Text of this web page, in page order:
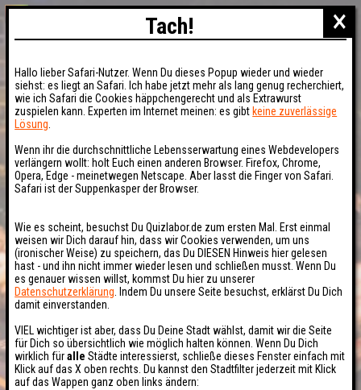
×
Tach!
Hallo lieber Safari-Nutzer. Wenn Du dieses Popup wieder und wieder
siehst: es liegt an Safari. Ich habe jetzt mehr als lang genug recherchiert,
wie ich Safari die Cookies häppchengerecht und als Extrawurst
zuspielen kann. Experten im Internet meinen: es gibt keine zuverlässige
Lösung
Wenn ihr die durchschnittliche Lebensserwartung eines Webdevelopers
verlängern wollt: holt Euch einen anderen Browser. Firefox, Chrome,
Opera, Edge - meinetwegen Netscape. Aber lasst die Finger von Safari.
Safari ist der Suppenkasper der Browser.
Wie es scheint, besuchst Du Quizlabor.de zum ersten Mal. Erst einmal
weisen wir Dich darauf hin, dass wir Cookies verwenden, um uns
(ironischer Weise) zu speichern, das Du DIESEN Hinweis hier gelesen
hast - und ihn nicht immer wieder lesen und schließen musst. Wenn Du
es genauer wissen willst, kommst Du hier zu unserer
Datenschutzerklärung . Indem Du unsere Seite besuchst, erklärst Du Dich
damit einverstanden.
VIEL wichtiger ist aber, dass Du Deine Stadt wählst, damit wir die Seite
für Dich so übersichtlich wie möglich halten können. Wenn Du Dich
wirklich füralle Städte interessierst, schließe dieses Fenster einfach mit
Klick auf das X oben rechts. Du kannst den Stadtfilter jederzeit mit Klick
auf das Wappen ganz oben links ändern: